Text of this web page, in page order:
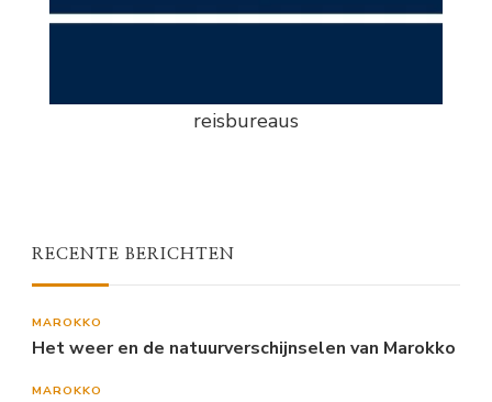
reisbureaus
RECENTE BERICHTEN
MAROKKO
Het weer en de natuurverschijnselen van Marokko
MAROKKO